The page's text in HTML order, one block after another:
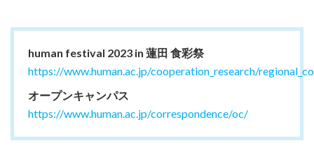
human festival 2023 in 蓮田 食彩祭
https://www.human.ac.jp/cooperation_research/
オープンキャンパス
https://www.human.ac.jp/correspondence/oc/